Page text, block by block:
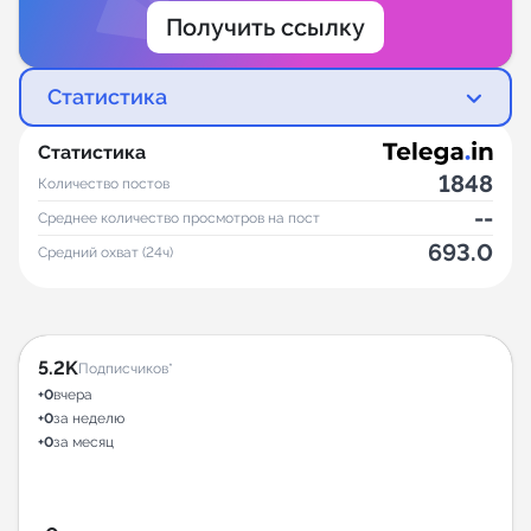
Получить ссылку
Статистика
Статистика
Количество постов 1848
Среднее количество просмотров на пост --
Средний охват (24ч) 693.0
5.2KПодписчиков*
+0вчера
+0за неделю
+0за месяц